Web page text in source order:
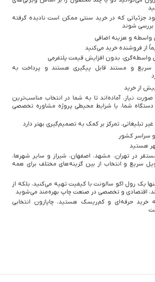
جزئیاتی که در خرید سنتی ممکن است نادیده گرفته
بررسی شوند
از فروشنده خرید می‌کنید
بدون افزایش قیمت پلتفرمی
سریع و مستند قابل پیگیری هستند و پرداخت به
صورت نیاز، آماده‌اند تا به شما در انتخاب مناسب‌ترین
دستگاه شما، یا شرایط محیطی پروژه مشاوره تخصصی
تبلیغاتی، تمرکز بر کمک به تصمیم‌گیری بهتر دارد
هستید
در تهران، مشهد، اصفهان، شیراز و سایر شهرها،
سریع و انتخاب از بین گزینه‌های مختلف برای همه
یک رول اکو سالونت با کیفیت تهیه می‌کنید، بلکه از
اقتصادی و تخصصی در صنعت چاپ بهره‌مند می‌شوید
خرید حرفه‌ای و کم‌ریسک هستید، چاپازون انتخابی